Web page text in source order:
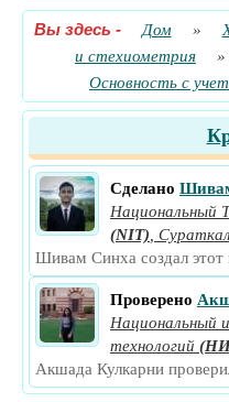
Вы здесь - Дом »
и стехиометрия
»
Основность с
Сделано
Национальный
(NIT) Сураткал
Шивам Синха создал этот
Проверено
Национальный
технологий
Акшада Кулкарни